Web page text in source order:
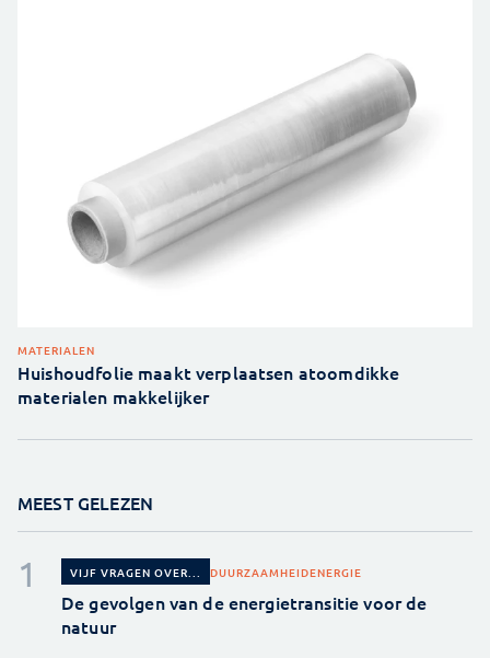
MATERIALEN
Huishoudfolie maakt verplaatsen atoomdikke
materialen makkelijker
MEEST GELEZEN
VIJF VRAGEN OVER... DUURZAAMHEIDENERGIE
De gevolgen van de energietransitie voor de
natuur